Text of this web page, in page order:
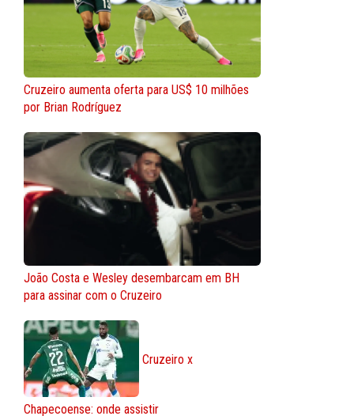
Cruzeiro aumenta oferta para US$ 10 milhões
por Brian Rodríguez
João Costa e Wesley desembarcam em BH
para assinar com o Cruzeiro
Cruzeiro x
Chapecoense: onde assistir